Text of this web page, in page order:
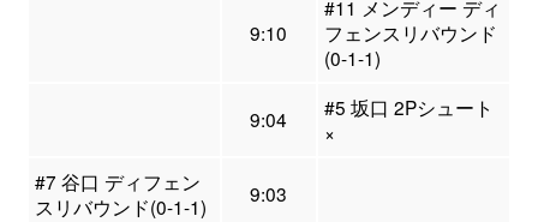
9:10
#11 メンディー ディ
フェンスリバウンド
(0-1-1)
9:04
#5 坂口 2Pシュート
×
#7 谷口 ディフェン
スリバウンド(0-1-1)
9:03